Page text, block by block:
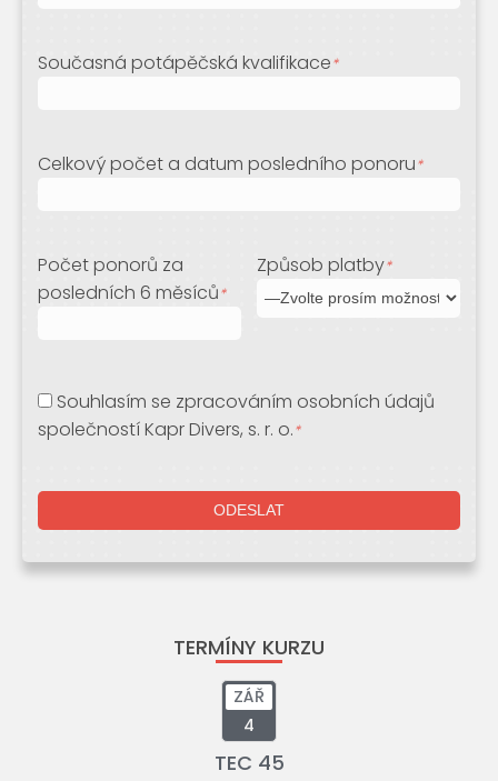
Současná potápěčská kvalifikace*
Celkový počet a datum posledního ponoru*
Počet ponorů za
posledních 6 měsíců*
Způsob platby*
Souhlasím se zpracováním osobních údajů
společností Kapr Divers, s. r. o.*
TERMÍNY KURZU
ZÁŘ
4
TEC 45